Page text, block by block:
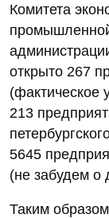
Комитета
открыто 267
(фактическое
213
5645
(не забудем о
Таким